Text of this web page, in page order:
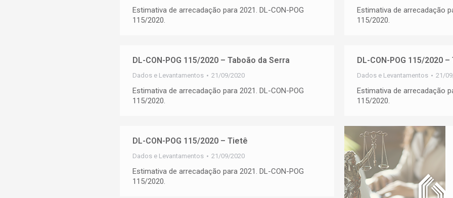
Estimativa de arrecadação para 2021. DL-CON-POG
115/2020.
Estimativa de arrecadação
115/2020.
DL-CON-POG 115/2020 – Taboão da Serra
Dados e Levantamentos 21/09/2020
Estimativa de arrecadação para 2021. DL-CON-POG
115/2020.
DL-CON-POG 115/2020
Dados e Levantamentos 21/
Estimativa de arrecadação
115/2020.
DL-CON-POG 115/2020 – Tietê
Dados e Levantamentos 21/09/2020
Estimativa de arrecadação para 2021. DL-CON-POG
115/2020.